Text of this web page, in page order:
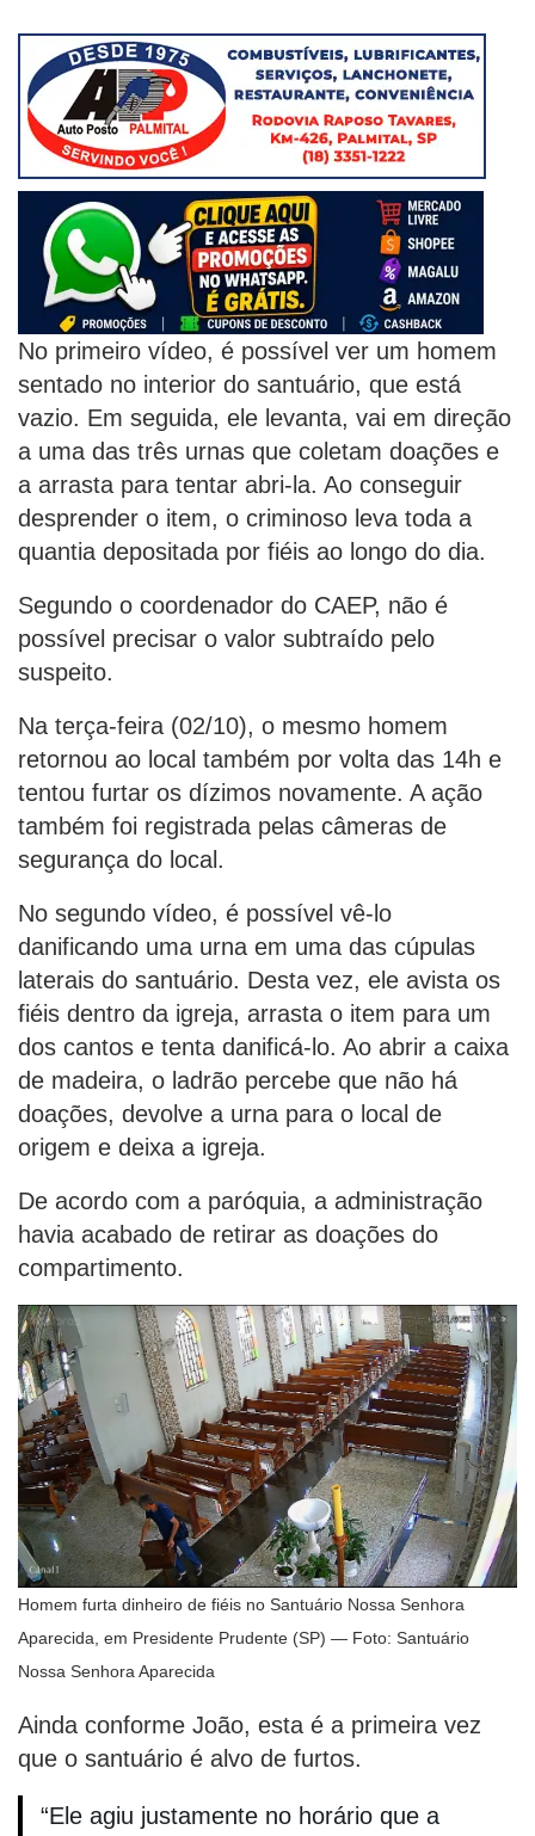
No primeiro vídeo, é possível ver um homem
sentado no interior do santuário, que está
vazio. Em seguida, ele levanta, vai em direção
a uma das três urnas que coletam doações e
a arrasta para tentar abri-la. Ao conseguir
desprender o item, o criminoso leva toda a
quantia depositada por fiéis ao longo do dia.
Segundo o coordenador do CAEP, não é
possível precisar o valor subtraído pelo
suspeito.
Na terça-feira (02/10), o mesmo homem
retornou ao local também por volta das 14h e
tentou furtar os dízimos novamente. A ação
também foi registrada pelas câmeras de
segurança do local.
No segundo vídeo, é possível vê-lo
danificando uma urna em uma das cúpulas
laterais do santuário. Desta vez, ele avista os
fiéis dentro da igreja, arrasta o item para um
dos cantos e tenta danificá-lo. Ao abrir a caixa
de madeira, o ladrão percebe que não há
doações, devolve a urna para o local de
origem e deixa a igreja.
De acordo com a paróquia, a administração
havia acabado de retirar as doações do
compartimento.
Homem furta dinheiro de fiéis no Santuário Nossa Senhora
Aparecida, em Presidente Prudente (SP) — Foto: Santuário
Nossa Senhora Aparecida
Ainda conforme João, esta é a primeira vez
que o santuário é alvo de furtos.
“Ele agiu justamente no horário que a